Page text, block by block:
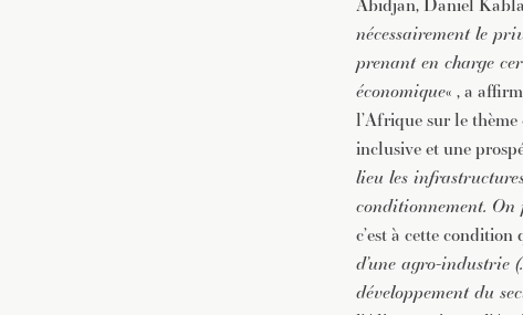
nécessairement le
prenant en charge
économique« , a
l’Afrique sur le
inclusive et une
lieu les
conditionnement. On
c’est à cette condition
d’une agro-industrie
développement du